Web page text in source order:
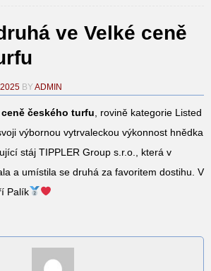
ve Velké ceně
BYADMIN
ceně českého turfu , rovině kategorie Listed
výbornou vytrvaleckou výkonnost hnědka
stáj TIPPLER Group s.r.o., která v
a umístila se druhá za favoritem dostihu. V
Palík